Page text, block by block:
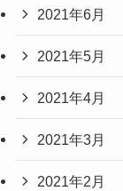
2021年6月
2021年5月
2021年4月
2021年3月
2021年2月